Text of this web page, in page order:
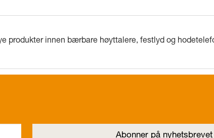
produkter innen bærbare høyttalere, festlyd og